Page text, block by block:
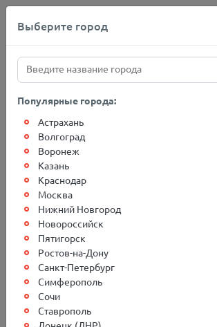
+7(812)767-20-27
Главная Адреса терминалов
Грузоперевозки в г.
Прохладный
Выберите город
Популярные города:
Астрахань
Волгоград
Воронеж
Казань
Краснодар
Москва
Нижний Новгород
Новороссийск
Пятигорск
Ростов-на-Дону
Санкт-Петербург
Симферополь
Сочи
Ставрополь